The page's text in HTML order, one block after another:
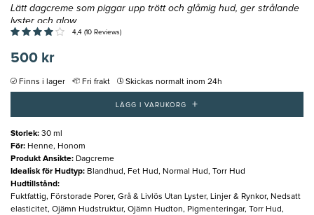
Lätt dagcreme som piggar upp trött och glåmig hud, ger strålande
lyster och glow
4,4 (10 Reviews)
500 kr
Finns i lager Fri frakt Skickas normalt inom 24h
LÄGG I VARUKORG +
Storlek: 30 ml
För: Henne, Honom
Produkt Ansikte: Dagcreme
Idealisk för Hudtyp: Blandhud, Fet Hud, Normal Hud, Torr Hud
Hudtillstånd:
Fuktfattig, Förstorade Porer, Grå & Livlös Utan Lyster, Linjer & Rynkor, Nedsatt
elasticitet, Ojämn Hudstruktur, Ojämn Hudton, Pigmenteringar, Torr Hud,